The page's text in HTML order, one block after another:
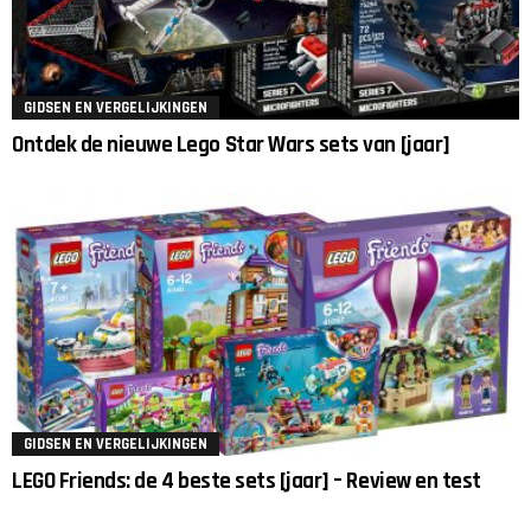
GIDSEN EN VERGELIJKINGEN
Ontdek de nieuwe Lego Star Wars sets van [jaar]
GIDSEN EN VERGELIJKINGEN
LEGO Friends: de 4 beste sets [jaar] – Review en test